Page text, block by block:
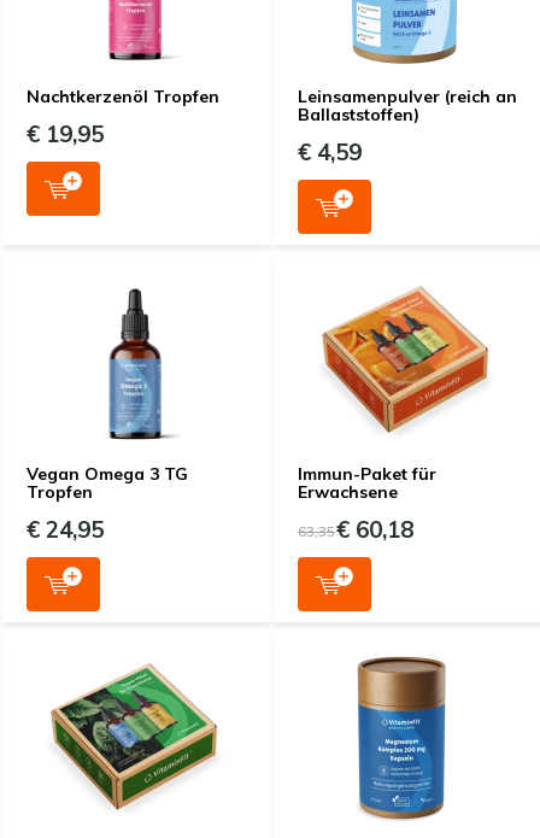
Nachtkerzenöl Tropfen
€ 19,95
Leinsamenpulver (reich an
Ballaststoffen)
€ 4,59
Vegan Omega 3 TG
Tropfen
€ 24,95
Immun-Paket für
Erwachsene
63,35€ 60,18